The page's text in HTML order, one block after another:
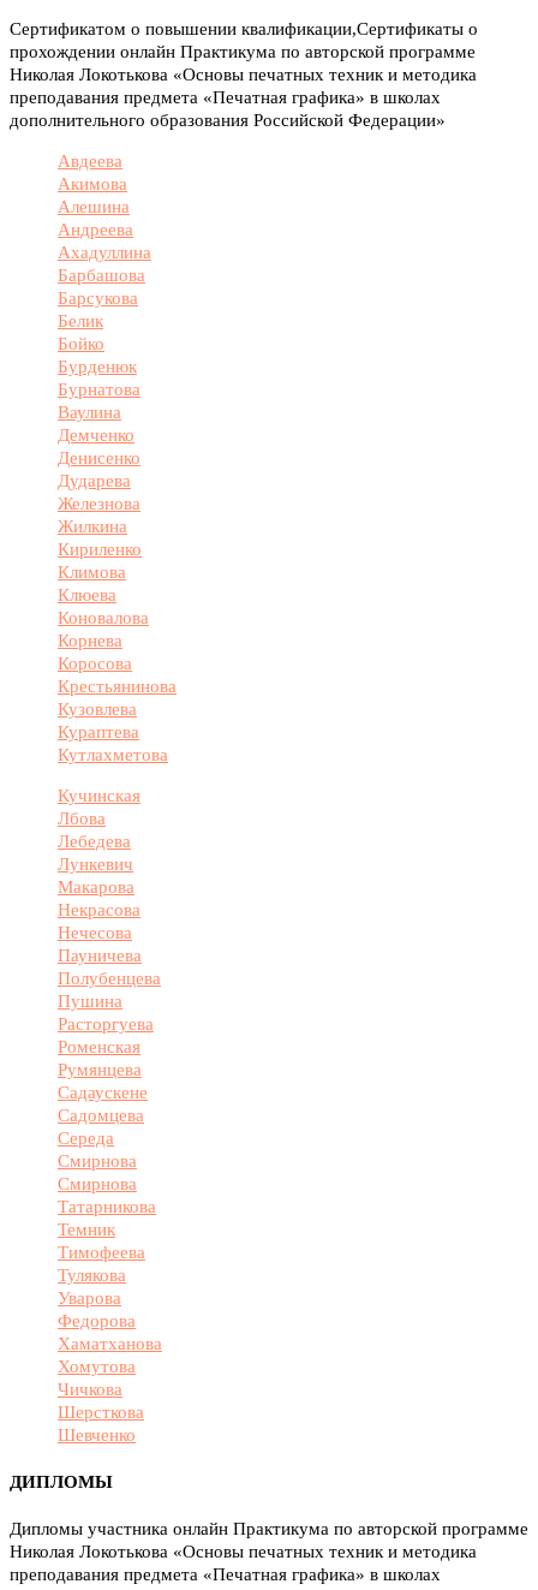
Сертификатом о повышении квалификации,Сертификаты о
прохождении онлайн Практикума по авторской программе
Николая Локотькова «Основы печатных техник и методика
преподавания предмета «Печатная графика» в школах
дополнительного образования Российской Федерации»
Авдеева
Акимова
Алешина
Андреева
Ахадуллина
Барбашова
Барсукова
Белик
Бойко
Бурденюк
Бурнатова
Ваулина
Демченко
Денисенко
Дударева
Железнова
Жилкина
Кириленко
Климова
Клюева
Коновалова
Корнева
Коросова
Крестьянинова
Кузовлева
Кураптева
Кутлахметова
Кучинская
Лбова
Лебедева
Лункевич
Макарова
Некрасова
Нечесова
Пауничева
Полубенцева
Пушина
Расторгуева
Роменская
Румянцева
Садаускене
Садомцева
Середа
Смирнова
Смирнова
Татарникова
Темник
Тимофеева
Тулякова
Уварова
Федорова
Хаматханова
Хомутова
Чичкова
Шерсткова
Шевченко
ДИПЛОМЫ
Дипломы участника онлайн Практикума по авторской программе
Николая Локотькова «Основы печатных техник и методика
преподавания предмета «Печатная графика» в школах